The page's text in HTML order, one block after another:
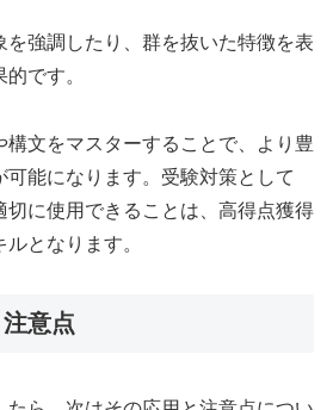
を強調したり、群を抜いた特徴を表
です。
構文をマスターすることで、より豊
能になります。受験対策として
切に使用できることは、高得点獲得
となります。
意点